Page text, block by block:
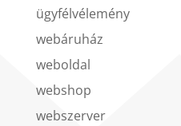
ügyfélvélemény
webáruház
weboldal
webshop
webszerver